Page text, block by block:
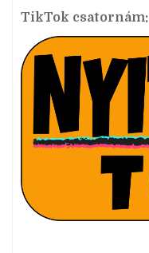
TikTok csatornám: